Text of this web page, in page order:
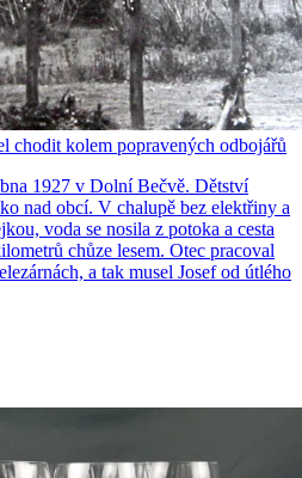
chodit kolem popravených odbojářů
1927 v Dolní Bečvě. Dětství
nad obcí. V chalupě bez elektřiny a
voda se nosila z potoka a cesta
chůze lesem. Otec pracoval
a tak musel Josef od útlého